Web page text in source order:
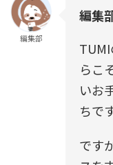
編集部
編集
らこ
いお
ちで
です